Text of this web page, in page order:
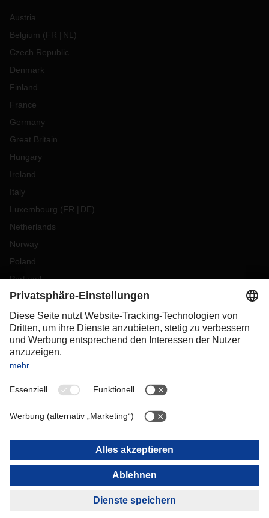
Austria
Belgium (FR NL )
Czech Republic
Denmark
Finland
France
Germany
Great Britain
Hungary
Ireland
Italy
Luxembourg (FR DE)
Netherlands
Norway
Poland
Portugal
Romania
Slovakia
Spain
Sweden
Switzerland
OCEANIA